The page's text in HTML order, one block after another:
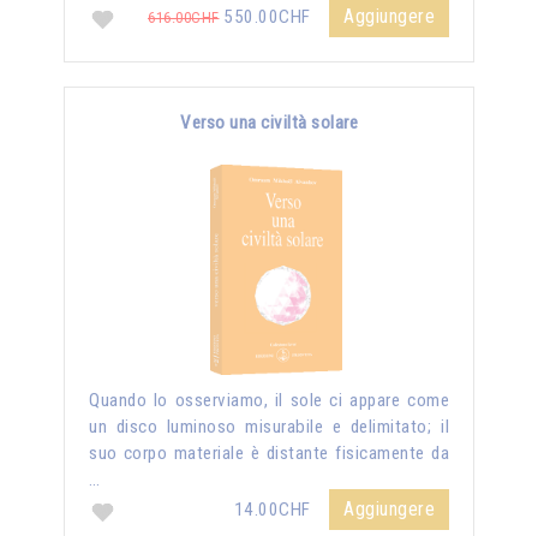
616.00CHF550.00CHF Aggiungere
Verso una civiltà solare
Quando lo osserviamo, il sole ci appare come
un disco luminoso misurabile e delimitato; il
suo corpo materiale è distante fisicamente da
…
14.00CHF
Aggiungere